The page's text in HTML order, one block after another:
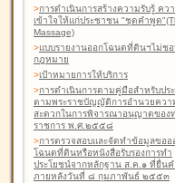
>การดำเนินการสร้างความรับรู้ คว
เข้าใจให้แก่ประชาชน "ชุดคำพูด
Massage)
>แบบรายงานออกโฉนดที่ดินฯไม่ช
กฎหมาย
>เป้าหมายการให้บริการ
>การดำเนินการตามคู่มือสำหรับปร
ตามพระราชบัญญัติการอำนวยควา
สะดวกในการพิจารณาอนุญาตของ
ราชการ พ.ศ.๒๕๕๘
>การตรวจสอบและจัดทำข้อมูลขออ
โฉนดที่ดินหรือหนังสือรับรองการทำ
ประโยชน์จากหลักฐาน ส.ค.๑ ที่ยื่นค
ภายหลังวันที่ ๘ กุมภาพันธ์ ๒๕๕๓